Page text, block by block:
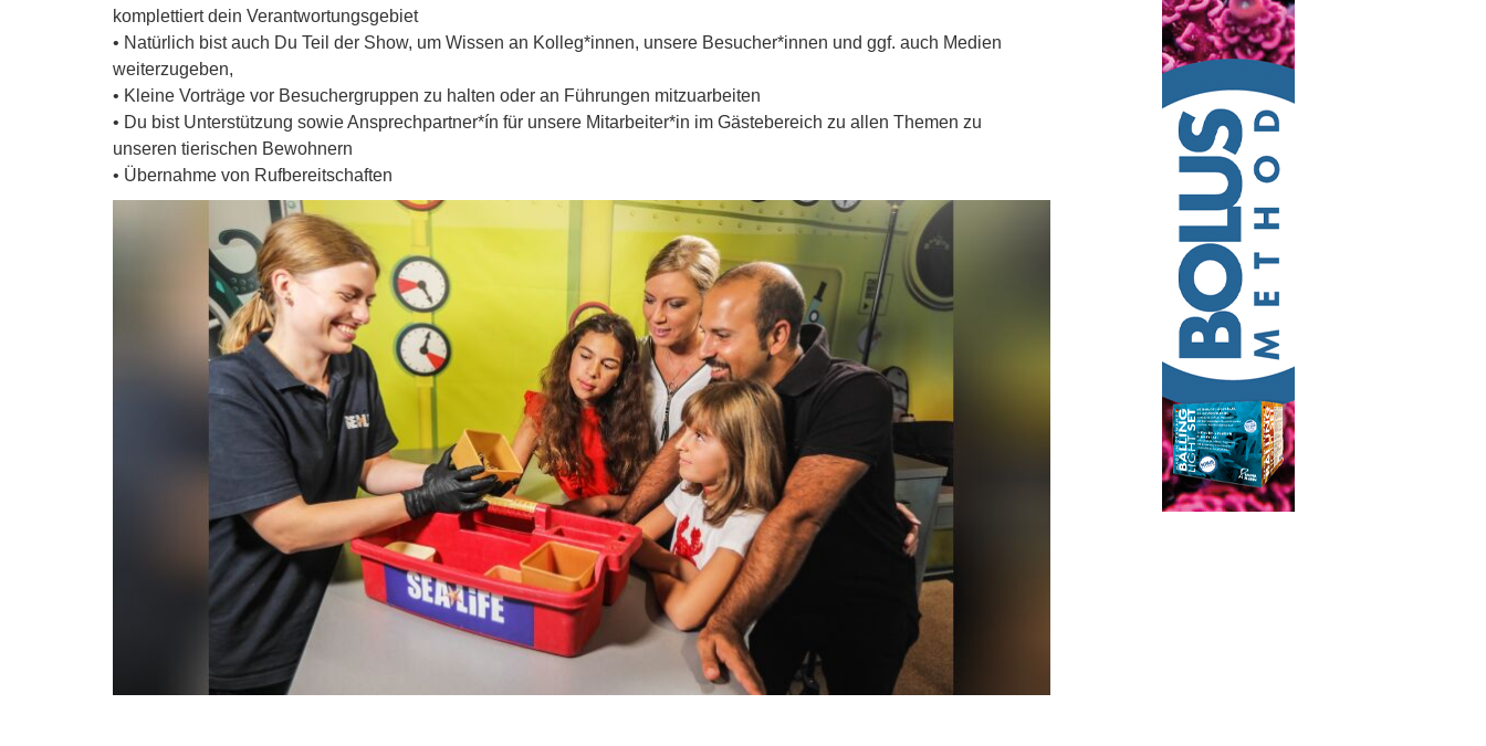
komplettiert dein Verantwortungsgebiet
• Natürlich bist auch Du Teil der Show, um Wissen an Kolleg*innen, unsere Besucher*innen und ggf. auch Medien
weiterzugeben,
• Kleine Vorträge vor Besuchergruppen zu halten oder an Führungen mitzuarbeiten
• Du bist Unterstützung sowie Ansprechpartner*ín für unsere Mitarbeiter*in im Gästebereich zu allen Themen zu
unseren tierischen Bewohnern
• Übernahme von Rufbereitschaften